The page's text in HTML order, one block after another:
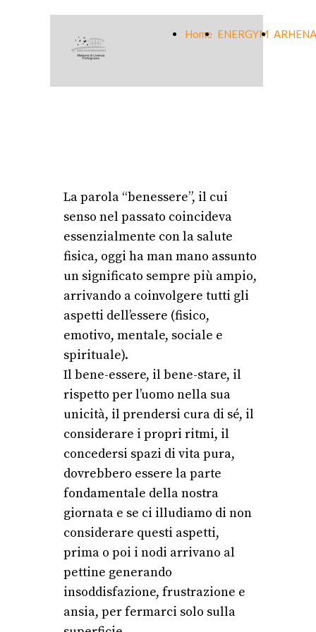
Home ENERGYM
La parola “benessere”, il cui
senso nel passato coincideva
essenzialmente con la salute
fisica, oggi ha man mano assunto
un significato sempre più ampio,
arrivando a coinvolgere tutti gli
aspetti dell’essere (fisico,
emotivo, mentale, sociale e
spirituale).
Il bene-essere, il bene-stare, il
rispetto per l’uomo nella sua
unicità, il prendersi cura di sé, il
considerare i propri ritmi, il
concedersi spazi di vita pura,
dovrebbero essere la parte
fondamentale della nostra
giornata e se ci illudiamo di non
considerare questi aspetti,
prima o poi i nodi arrivano al
pettine generando
insoddisfazione, frustrazione e
ansia, per fermarci solo sulla